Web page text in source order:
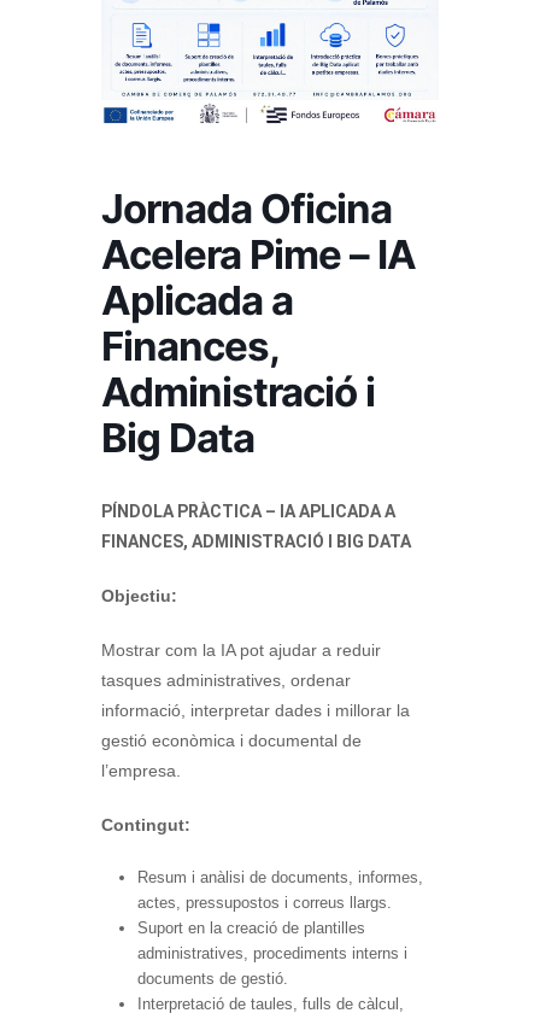
Jornada Oficina
Acelera Pime – IA
Aplicada a
Finances,
Administració i
Big Data
PÍNDOLA PRÀCTICA – IA APLICADA A
FINANCES, ADMINISTRACIÓ I BIG DATA
Objectiu:
Mostrar com la IA pot ajudar a reduir
tasques administratives, ordenar
informació, interpretar dades i millorar la
gestió econòmica i documental de
l’empresa.
Contingut:
Resum i anàlisi de documents, informes,
actes, pressupostos i correus llargs.
Suport en la creació de plantilles
administratives, procediments interns i
documents de gestió.
Interpretació de taules, fulls de càlcul,